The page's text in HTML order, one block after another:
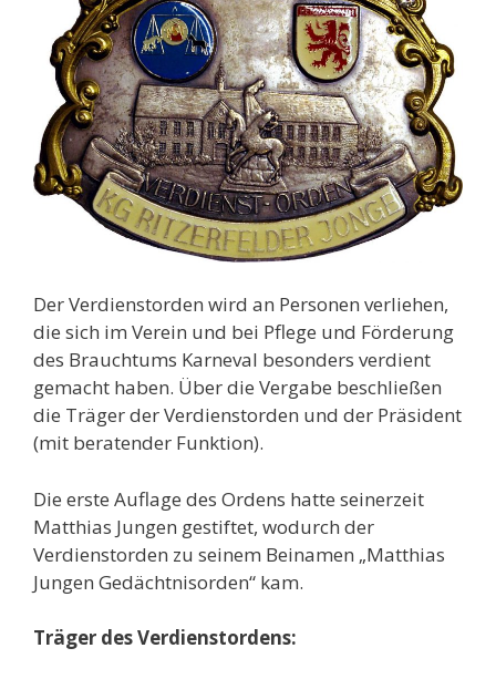
Der Verdienstorden wird an Personen verliehen,
die sich im Verein und bei Pflege und Förderung
des Brauchtums Karneval besonders verdient
gemacht haben. Über die Vergabe beschließen
die Träger der Verdienstorden und der Präsident
(mit beratender Funktion).
Die erste Auflage des Ordens hatte seinerzeit
Matthias Jungen gestiftet, wodurch der
Verdienstorden zu seinem Beinamen „Matthias
Jungen Gedächtnisorden“ kam.
Träger des Verdienstordens: